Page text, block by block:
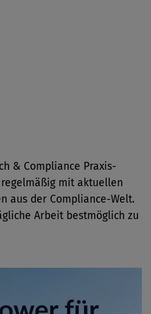
& Compliance Praxis-
mit aktuellen
aus der Compliance-Welt.
Arbeit bestmöglich zu